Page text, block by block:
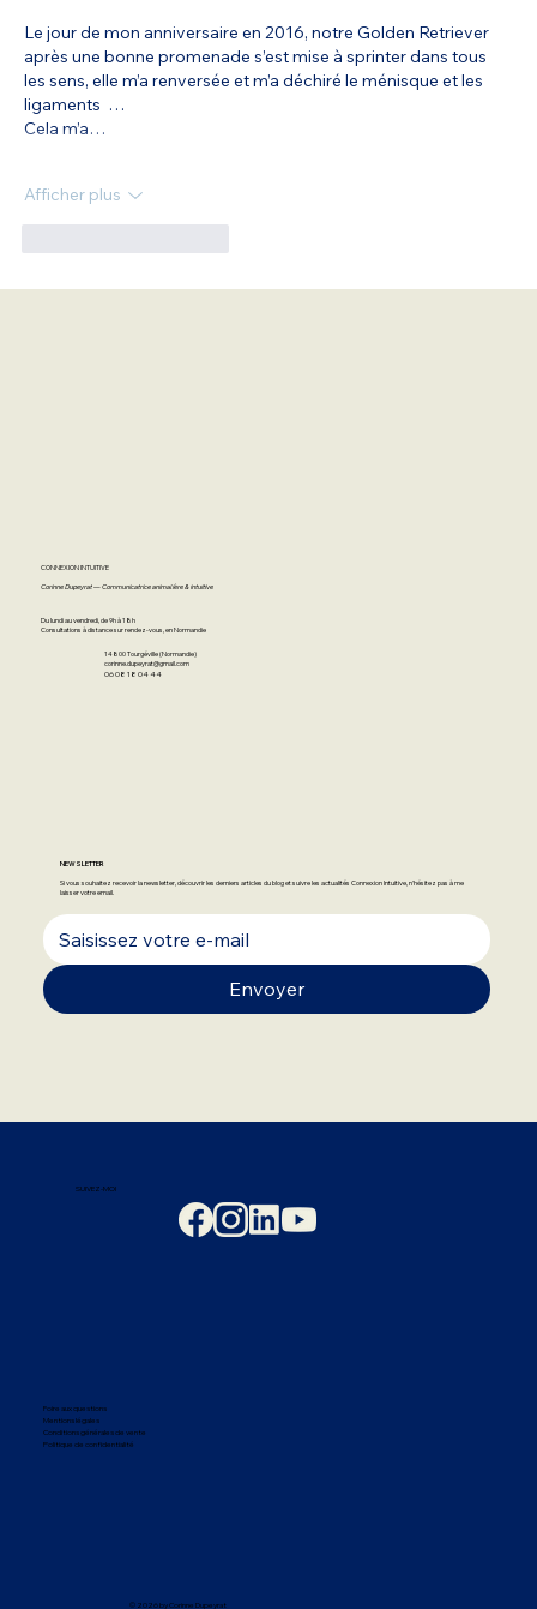
Le jour de mon anniversaire en 2016, notre Golden Retriever
après une bonne promenade s’est mise à sprinter dans tous
les sens, elle m’a renversée et m’a déchiré le ménisque et les
ligaments  …
Cela m’a…
Afficher plus
CONNEXION INTUITIVE
Corinne Dupeyrat — Communicatrice animalière & intuitive
Du lundi au vendredi, de 9h à 18h
Consultations à distance sur rendez-vous, en Normandie
14800 Tourgéville (Normandie)
corinne.dupeyrat@gmail.com
06 08 18 04 44
NEWSLETTER
Si vous souhaitez recevoir la newsletter, découvrir les derniers articles du blog et suivre les actualités Connexion Intuitive, n'hésitez pas à me
laisser votre email.
Envoyer
SUIVEZ-MOI
Foire aux questions
Mentions légales
Conditions générales de vente
Politique de confidentialité
© 2026 by Corinne Dupeyrat